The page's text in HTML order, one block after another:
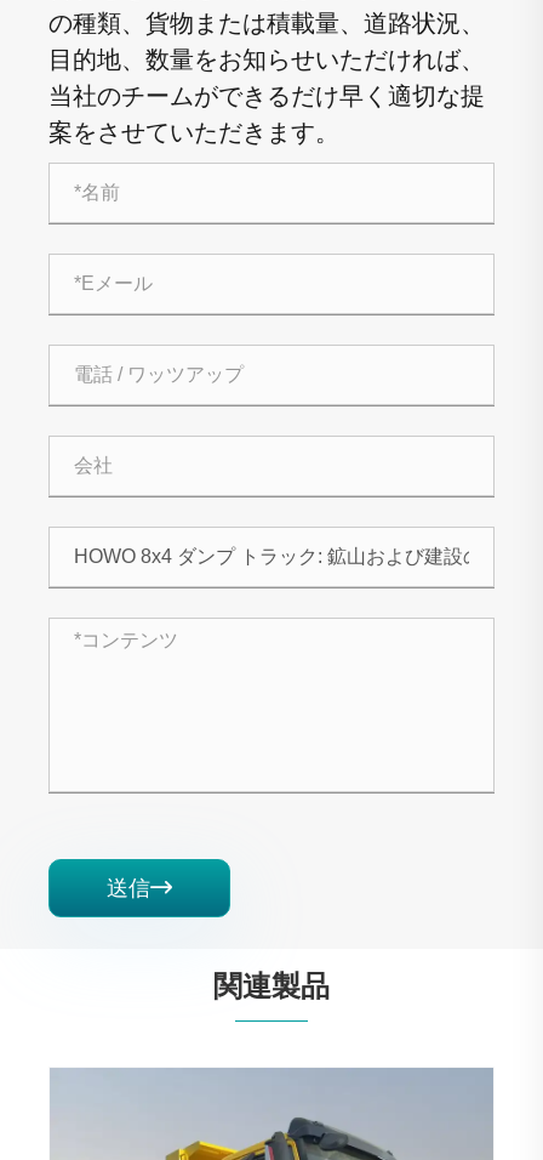
の種類、貨物または積載量、道路状況、
目的地、数量をお知らせいただければ、
当社のチームができるだけ早く適切な提
案をさせていただきます。
送信
関連製品
howo nx440ダンプトラック